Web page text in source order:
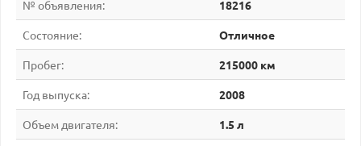
№ объявления: 18216
Состояние: Отличное
Пробег: 215000 км
Год выпуска: 2008
Объем двигателя: 1.5 л